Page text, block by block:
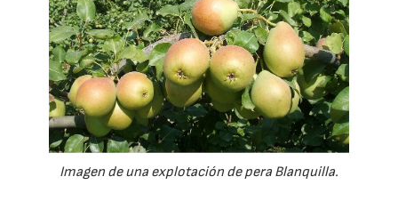
Imagen de una explotación de pera Blanquilla.